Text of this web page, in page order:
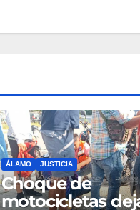
ÁLAMO JUSTICIA
Choque de
motocicletas